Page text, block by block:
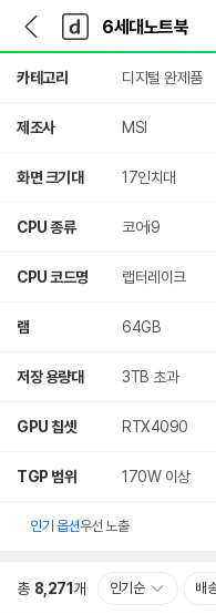
다
나
와
가
기
다
와
메
인
카테고리 디지털 완제품
제조사 MSI
화면 크기대 17인치대
CPU 종류 코어i9
CPU 코드명 랩터레이크
램 64GB
저장 용량대 3TB 초과
GPU 칩셋 RTX4090
TGP 범위 170W 이상
인기 옵션우선 노출
총 8,271 개 인기순 배